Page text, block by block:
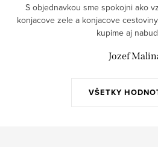
VŠETKY
S objednavkou sme spokojni ako
konjacove zele a konjacove
kupime aj
Jozef